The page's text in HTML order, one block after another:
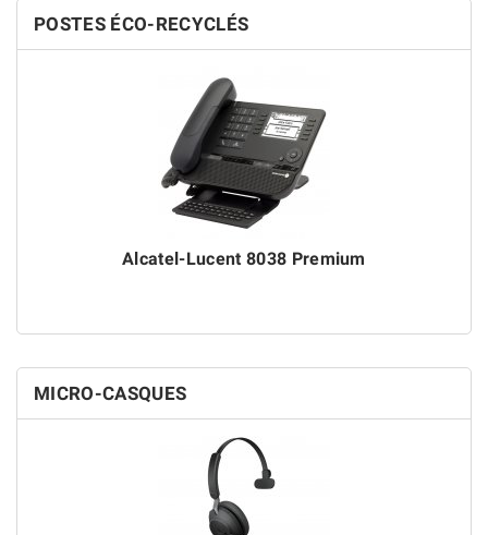
POSTES ÉCO-RECYCLÉS
Alcatel-Lucent 8038 Premium
MICRO-CASQUES